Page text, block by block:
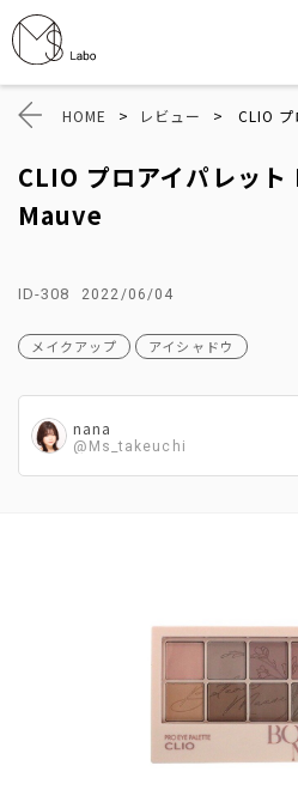
HOME > レビュー > CLIO
CLIO プロアイパレッ
Mauve
ID-308 2022/06/04
メイクアップ アイシャドウ
nana
@Ms_takeuchi